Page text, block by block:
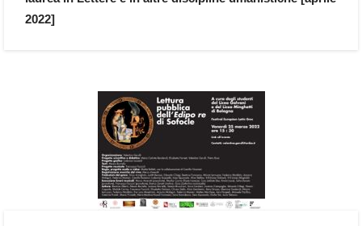
2022]